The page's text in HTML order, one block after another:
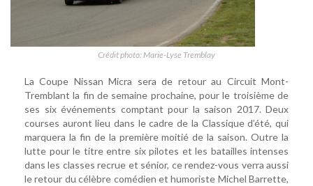
Crédit photo: Marie-Lyse Tremblay
La Coupe Nissan Micra sera de retour au Circuit Mont-
Tremblant la fin de semaine prochaine, pour le troisième de
ses six événements comptant pour la saison 2017. Deux
courses auront lieu dans le cadre de la Classique d’été, qui
marquera la fin de la première moitié de la saison. Outre la
lutte pour le titre entre six pilotes et les batailles intenses
dans les classes recrue et sénior, ce rendez-vous verra aussi
le retour du célèbre comédien et humoriste Michel Barrette,